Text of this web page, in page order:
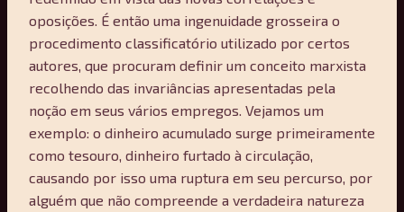
oposições. É então uma ingenuidade grosseira o
procedimento classificatório utilizado por certos
autores, que procuram definir um conceito marxista
recolhendo das invariâncias apresentadas pela
noção em seus vários empregos. Vejamos um
exemplo: o dinheiro acumulado surge primeiramente
como tesouro, dinheiro furtado à circulação,
causando por isso uma ruptura em seu percurso, por
alguém que não compreende a verdadeira natureza